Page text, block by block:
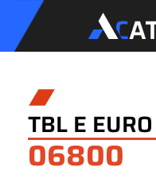
TBL E EURO
06800